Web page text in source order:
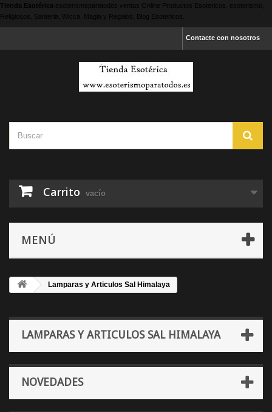
Tienda Esotérica esoterismoparatodos ventas Online Productos Esotericos, esoterismo,
Religiosos, Santeria, Wicca, Magia y Regalos, Blog Esotericos.
Contacte con nosotros
Carrito vacío
MENÚ
Lamparas y Articulos Sal Himalaya
LAMPARAS Y ARTICULOS SAL HIMALAYA
NOVEDADES